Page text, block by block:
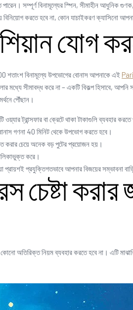
সম্পূর্ণ বিনামূল্যের স্পিন, সীমাহীন আধুনিক
করতে হবে না, কোন যাচাইকরণ ক্যাসিনো
যোগ
শতাংশ বিনামূল্যে উপভোগের বোনাস আপনাকে এই
মধ্যে সীমাবদ্ধ করে না – একটি বিকল্প হিসাবে,
পৌঁছান।
বা ক্রেটে থাকা টাকাগুলি ব্যবহার করতে
গণনা 40 মিনিট থেকে উপভোগ করতে হবে।
করার চেয়ে অনেক বড় পুটের প্রয়োজন হয়।
করে।
প্রযুক্তিগতভাবে আপনার বিজয়ের সম্ভাবনা
চেষ্টা
অতিরিক্ত নিয়ম ব্যবহার করতে হবে না। এটি